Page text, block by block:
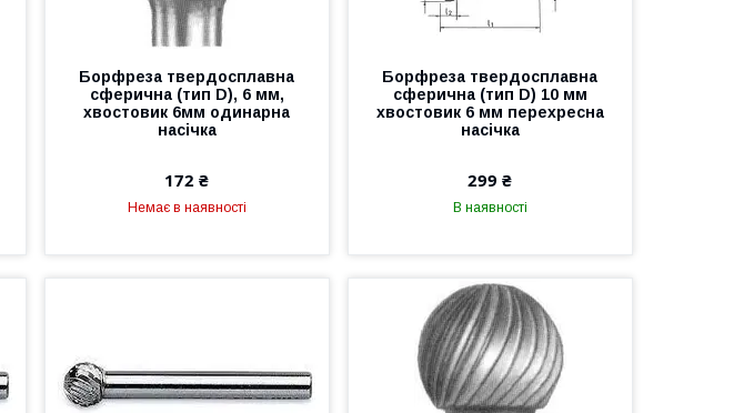
Борфреза твердосплавна
сферична (тип D), 6 мм,
хвостовик 6мм одинарна
насічка
172 ₴
Немає в наявності
Борфреза твердосплавна
сферична (тип D) 10 мм
хвостовик 6 мм перехресна
насічка
299 ₴
В наявності